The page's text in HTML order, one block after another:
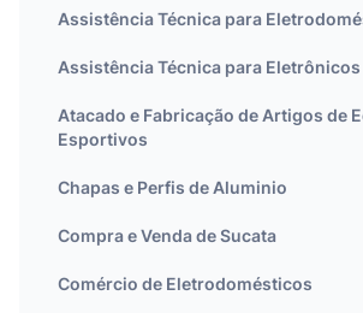
Assistência Técnica para
Assistência Técnica para Eletrônicos
Atacado e Fabricação de Artigos de
Esportivos
Chapas e Perfis de Aluminio
Compra e Venda de Sucata
Comércio de Eletrodomésticos